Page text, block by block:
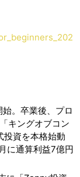
。卒業後、プロ
キングオブコン
投資を本格始動
に通算利益7億円